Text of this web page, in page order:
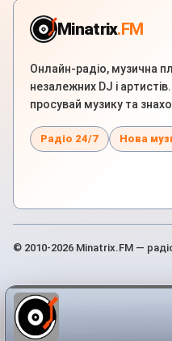
Minatrix.FM
Онлайн-радіо, музична
незалежних DJ і
просувай музику та
Радіо 24/7 Нова
© 2010-2026 Minatrix.FM —